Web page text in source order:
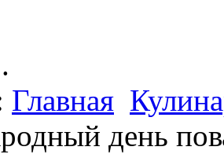
Главная
день